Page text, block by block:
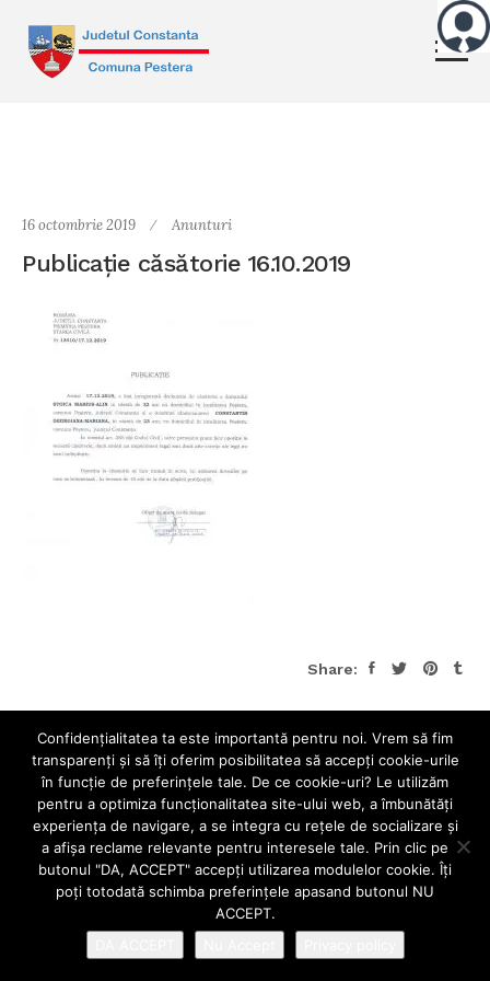
16 octombrie 2019 Anunturi
Publicație căsătorie 16.10.2019
Share:
Confidenţialitatea ta este importantă pentru noi. Vrem să fim
transparenţi și să îţi oferim posibilitatea să accepţi cookie-urile
în funcţie de preferinţele tale. De ce cookie-uri? Le utilizăm
pentru a optimiza funcţionalitatea site-ului web, a îmbunătăţi
experienţa de navigare, a se integra cu reţele de socializare şi
a afişa reclame relevante pentru interesele tale. Prin clic pe
butonul "DA, ACCEPT" accepţi utilizarea modulelor cookie. Îţi
poţi totodată schimba preferinţele apasand butonul NU
ACCEPT.